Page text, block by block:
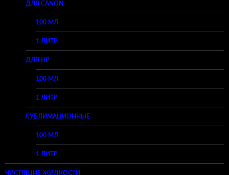
ДЛЯ CANON
100 МЛ
1 ЛИТР
ДЛЯ HP
100 МЛ
1 ЛИТР
СУБЛИМАЦИОННЫЕ
100 МЛ
1 ЛИТР
ЧИСТЯЩИЕ ЖИДКОСТИ